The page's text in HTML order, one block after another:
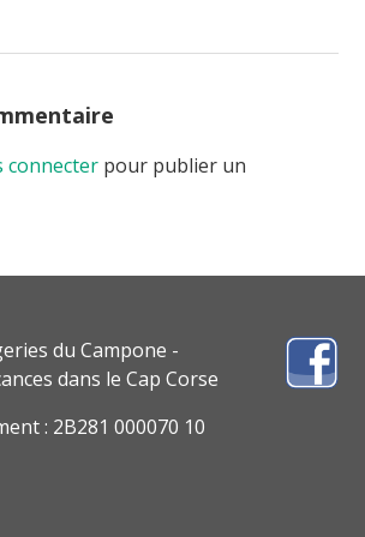
connecter pour publier un
du Campone -
dans le Cap Corse
: 2B281 000070 10